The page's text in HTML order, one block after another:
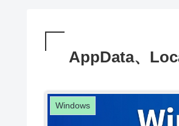
AppData、
Windows